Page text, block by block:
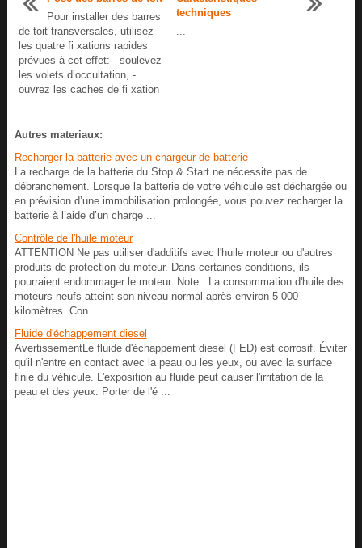
Pour installer des barres
de toit transversales, utilisez
les quatre fi xations rapides
prévues à cet effet: - soulevez
les volets d’occultation, -
ouvrez les caches de fi xation
techniques
Autres materiaux:
Recharger la batterie avec un chargeur de batterie
La recharge de la batterie du Stop & Start ne nécessite pas de
débranchement. Lorsque la batterie de votre véhicule est déchargée ou
en prévision d’une immobilisation prolongée, vous pouvez recharger la
batterie à l’aide d’un charge ...
Contrôle de l'huile moteur
ATTENTION Ne pas utiliser d'additifs avec l'huile moteur ou d'autres
produits de protection du moteur. Dans certaines conditions, ils
pourraient endommager le moteur. Note : La consommation d'huile des
moteurs neufs atteint son niveau normal après environ 5 000
kilomètres. Con ...
Fluide d'échappement diesel
AvertissementLe fluide d'échappement diesel (FED) est corrosif. Éviter
qu'il n'entre en contact avec la peau ou les yeux, ou avec la surface
finie du véhicule. L'exposition au fluide peut causer l'irritation de la
peau et des yeux. Porter de l'é ...